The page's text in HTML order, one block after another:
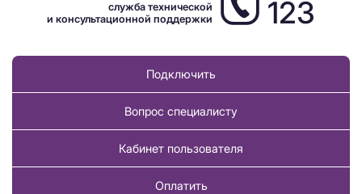
служба технической
и консультационной поддержки
123
Подключить
Вопрос специалисту
Кабинет пользователя
Оплатить